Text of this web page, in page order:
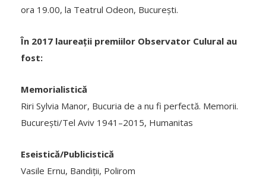
ora 19.00, la Teatrul Odeon, București.
În 2017 laureații premiilor Observator Culural au
fost:
Memorialistică
Riri Sylvia Manor, Bucuria de a nu fi perfectă. Memorii.
București/Tel Aviv 1941–2015, Humanitas
Eseistică/Publicistică
Vasile Ernu, Bandiții, Polirom